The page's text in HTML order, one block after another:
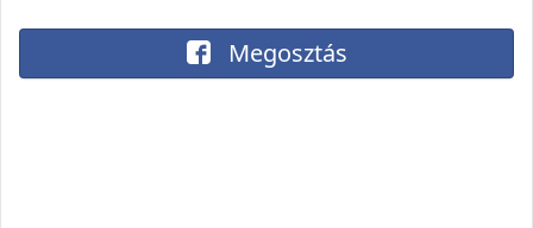
Megosztás